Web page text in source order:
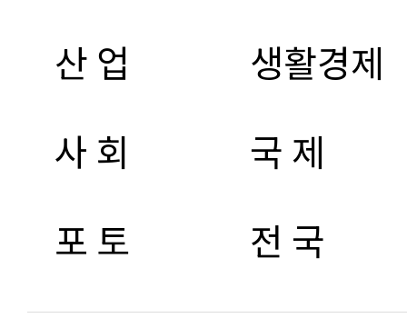
산 업
생활경제
사 회
국 제
포 토
전 국